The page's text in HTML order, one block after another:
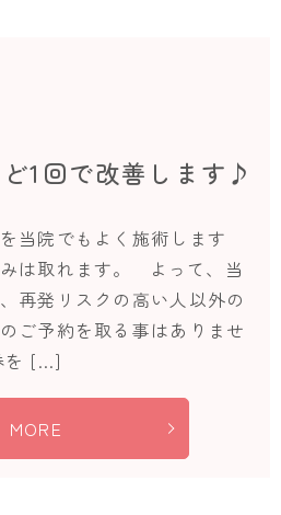
1回で改善します♪
当院でもよく施術します
は取れます。 よって、当
再発リスクの高い人以外の
ご予約を取る事はありませ
を […]
MORE